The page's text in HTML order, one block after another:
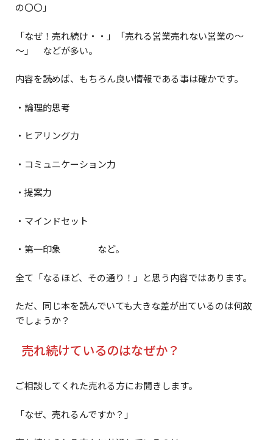
の〇〇」
「なぜ！売れ続け・・」「売れる営業売れない営業の～
～」 などが多い。
内容を読めば、もちろん良い情報である事は確かです。
・論理的思考
・ヒアリング力
・コミュニケーション力
・提案力
・マインドセット
・第一印象 など。
全て「なるほど、その通り！」と思う内容ではあります。
ただ、同じ本を読んでいても大きな差が出ているのは何故
でしょうか？
売れ続けているのはなぜか？
ご相談してくれた売れる方にお聞きします。
「なぜ、売れるんですか？」